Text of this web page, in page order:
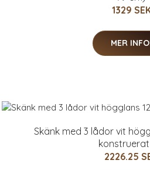
1329
MER
Skänk med 3 lådor vit
2226.25